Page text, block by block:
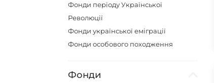
Фонди періоду Української
Революції
Фонди української еміграції
Фонди особового походження
Фонди